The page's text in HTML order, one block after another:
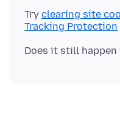
Try clearing site
Tracking Protection
Does it still happen